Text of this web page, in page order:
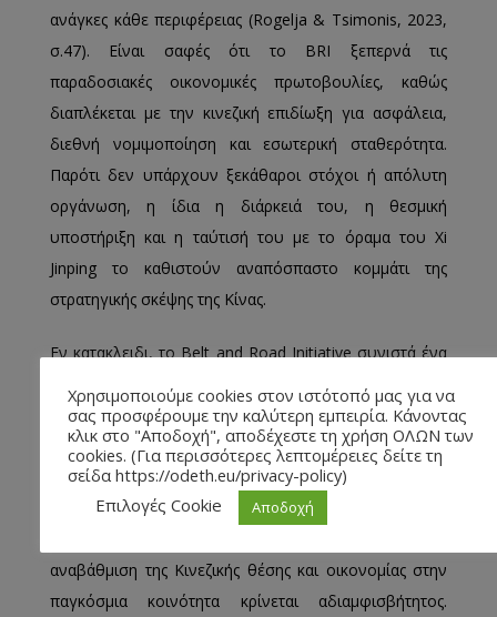
ανάγκες κάθε περιφέρειας (Rogelja & Tsimonis, 2023,
σ.47). Είναι σαφές ότι το BRI ξεπερνά τις
παραδοσιακές οικονομικές πρωτοβουλίες, καθώς
διαπλέκεται με την κινεζική επιδίωξη για ασφάλεια,
διεθνή νομιμοποίηση και εσωτερική σταθερότητα.
Παρότι δεν υπάρχουν ξεκάθαροι στόχοι ή απόλυτη
οργάνωση, η ίδια η διάρκειά του, η θεσμική
υποστήριξη και η ταύτισή του με το όραμα του Xi
Jinping το καθιστούν αναπόσπαστο κομμάτι της
στρατηγικής σκέψης της Κίνας.
Εν κατακλειδι, το Belt and Road Initiative συνιστά ένα
από τα πλέον σύνθετα και πολυδιάστατα εγχειρήματα
της σύγχρονης διεθνούς πολιτικής. Σίγουρα το BRI
δεν αποτελεί ένα τέλειο project, δημιουργώντας
πολλές περιβαλλοντικές, οικονομικές και
ανθρωπιστικές αμφιβολίες τόσο εντός όσο και εκτός
αναβάθμιση της Κινεζικής θέσης και οικονομίας στην
παγκόσμια κοινότητα κρίνεται αδιαμφισβήτητος.
Χρησιμοποιούμε cookies στον ιστότοπό μας για να
σας προσφέρουμε την καλύτερη εμπειρία. Κάνοντας
κλικ στο "Αποδοχή", αποδέχεστε τη χρήση ΟΛΩΝ των
cookies. (Για περισσότερες λεπτομέρειες δείτε τη
σείδα https://odeth.eu/privacy-policy)
Επιλογές Cookie
Αποδοχή